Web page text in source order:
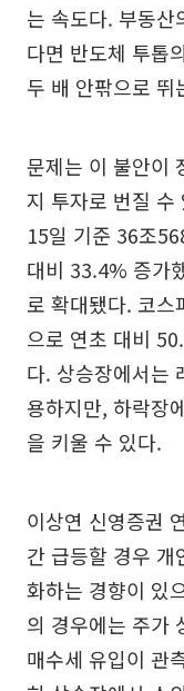
는 속도다. 부동산
다면 반도체 투톱
두 배 안팎으로 뛰
문제는 이 불안이
지 투자로 번질 수
15일 기준 36조
대비 33.4% 증가
로 확대됐다. 코
으로 연초 대비
다. 상승장에서는
용하지만, 하락장
을 키울 수 있다.
이상연 신영증권
간 급등할 경우 개
화하는 경향이 있
의 경우에는 주가
매수세 유입이 관